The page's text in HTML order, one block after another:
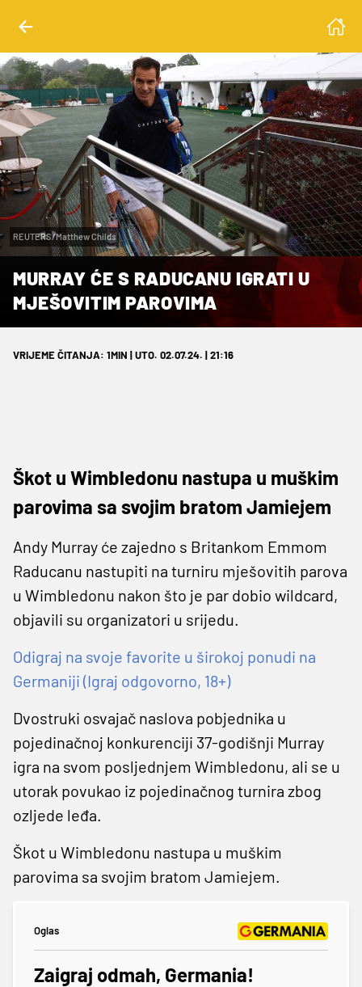
REUTERS/Matthew Childs
MURRAY ĆE S RADUCANU IGRATI U
MJEŠOVITIM PAROVIMA
VRIJEME ČITANJA: 1MIN | UTO. 02.07.24. | 21:16
Škot u Wimbledonu nastupa u muškim
parovima sa svojim bratom Jamiejem
Andy Murray će zajedno s Britankom Emmom
Raducanu nastupiti na turniru mješovitih parova
u Wimbledonu nakon što je par dobio wildcard,
objavili su organizatori u srijedu.
Odigraj na svoje favorite u širokoj ponudi na
Germaniji (Igraj odgovorno, 18+)
Dvostruki osvajač naslova pobjednika u
pojedinačnoj konkurenciji 37-godišnji Murray
igra na svom posljednjem Wimbledonu, ali se u
utorak povukao iz pojedinačnog turnira zbog
ozljede leđa.
Škot u Wimbledonu nastupa u muškim
parovima sa svojim bratom Jamiejem.
Oglas
Zaigraj odmah, Germania!